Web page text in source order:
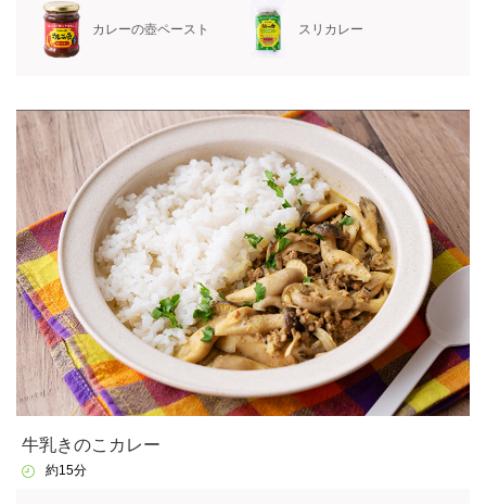
カレーの壺ペースト スリカレー
牛乳きのこカレー
約15分